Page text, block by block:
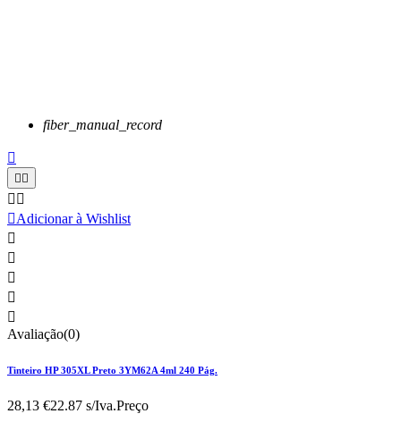
fiber_manual_record

 
 
Adicionar à Wishlist





Avaliação(0)
Tinteiro HP 305XL Preto 3YM62A 4ml 240 Pág.
28,13 €22.87 s/Iva.Preço